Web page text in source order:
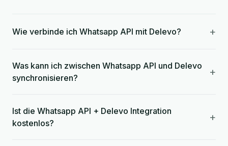
Wie verbinde ich Whatsapp API mit Delevo? +
Was kann ich zwischen Whatsapp API und Delevo
synchronisieren?
+
Ist die Whatsapp API + Delevo Integration
kostenlos?
+